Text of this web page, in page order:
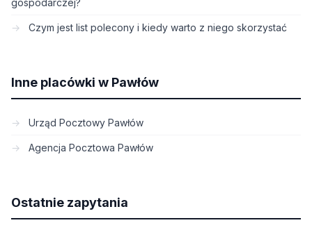
gospodarczej?
Czym jest list polecony i kiedy warto z niego skorzystać
Inne placówki w Pawłów
Urząd Pocztowy Pawłów
Agencja Pocztowa Pawłów
Ostatnie zapytania